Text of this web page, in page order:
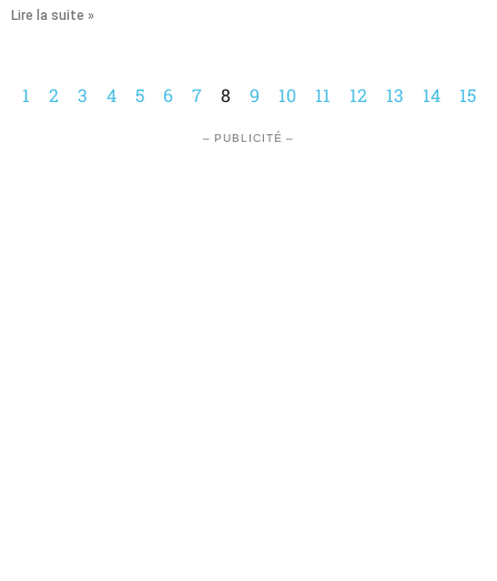
Lire la suite »
1 2 3 4 5 6 7 8 9 10 11 12 13 14 15
– PUBLICITÉ –